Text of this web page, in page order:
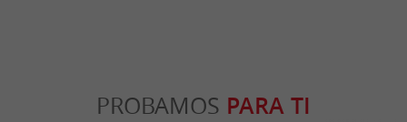
PROBAMOS PARA TI